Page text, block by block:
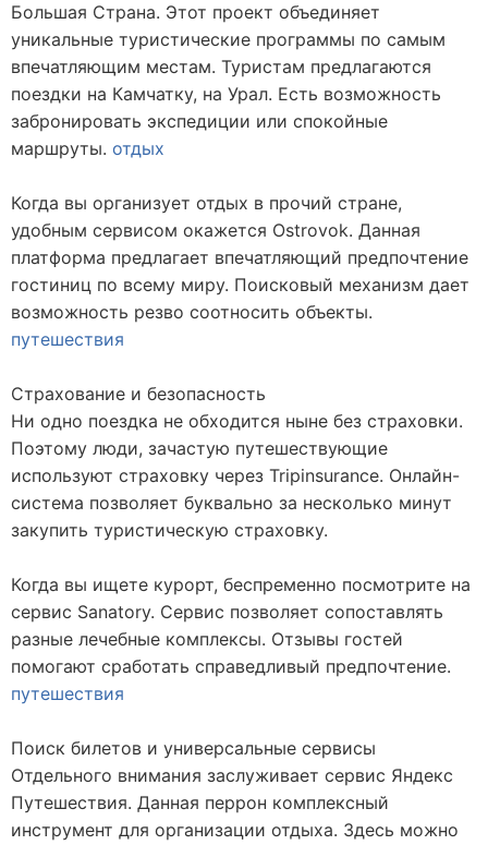
Большая Страна. Этот проект объединяет
уникальные туристические программы по самым
впечатляющим местам. Туристам предлагаются
поездки на Камчатку, на Урал. Есть возможность
забронировать экспедиции или спокойные
маршруты. отдых
Когда вы организует отдых в прочий стране,
удобным сервисом окажется Ostrovok. Данная
платформа предлагает впечатляющий предпочтение
гостиниц по всему миру. Поисковый механизм дает
возможность резво соотносить объекты.
путешествия
Страхование и безопасность
Ни одно поездка не обходится ныне без страховки.
Поэтому люди, зачастую путешествующие
используют страховку через Tripinsurance. Онлайн-
система позволяет буквально за несколько минут
закупить туристическую страховку.
Когда вы ищете курорт, беспременно посмотрите на
сервис Sanatory. Сервис позволяет сопоставлять
разные лечебные комплексы. Отзывы гостей
помогают сработать справедливый предпочтение.
путешествия
Поиск билетов и универсальные сервисы
Отдельного внимания заслуживает сервис Яндекс
Путешествия. Данная перрон комплексный
инструмент для организации отдыха. Здесь можно